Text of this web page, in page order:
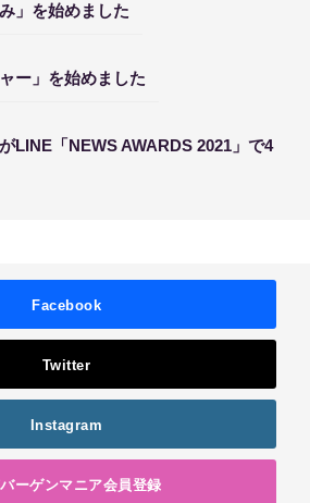
」を始めました
ー」を始めました
LINE「NEWS AWARDS 2021」で4
Facebook
Twitter
Instagram
ーゲンマニア会員登録